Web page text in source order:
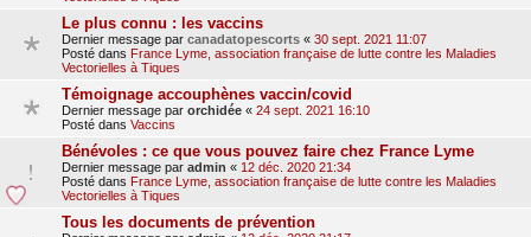
Le plus connu : les vaccins
Dernier message par canadatopescorts « 30 sept. 2021 11:07
Posté dans France Lyme, association française de lutte contre les Maladies
Vectorielles à Tiques
Témoignage accouphènes vaccin/covid
Dernier message par orchidée « 24 sept. 2021 16:10
Posté dans Vaccins
Bénévoles : ce que vous pouvez faire chez France Lyme
Dernier message par admin « 12 déc. 2020 21:34
Posté dans France Lyme, association française de lutte contre les Maladies
Vectorielles à Tiques
Tous les documents de prévention